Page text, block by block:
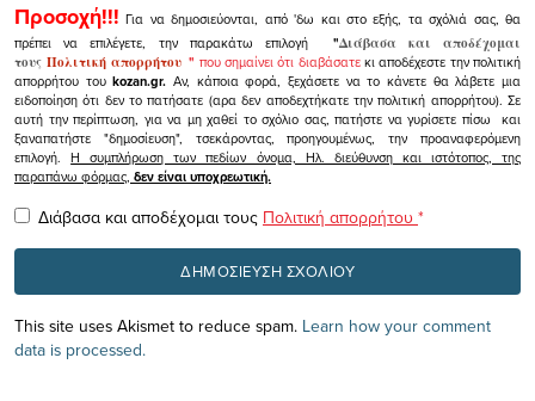
Προσοχή!!! Για να δημοσιεύονται, από 'δω και στο εξής, τα σχόλιά σας, θα
πρέπει να επιλέγετε, την παρακάτω επιλογή
"Διάβασα και αποδέχομαι
τουςΠολιτική απορρήτου" που σημαίνει ότι διαβάσατεκι αποδέχεστε την πολιτική
απορρήτου τουkozan.gr. Αν, κάποια φορά, ξεχάσετε να το κάνετε θα λάβετε μια
ειδοποίηση ότι δεν το πατήσατε (αρα δεν αποδεχτήκατε την πολιτική απορρήτου). Σε
αυτή την περίπτωση, για να μη χαθεί το σχόλιο σας, πατήστε να γυρίσετε πίσω και
ξαναπατήστε "δημοσίευση", τσεκάροντας, προηγουμένως, την προαναφερόμενη
επιλογή.Η συμπλήρωση των πεδίων όνομα, Ηλ. διεύθυνση και ιστότοπος, της
παραπάνω φόρμας, δεν είναι υποχρεωτική.
Διάβασα και αποδέχομαι τους Πολιτική απορρήτου *
This site uses Akismet to reduce spam. Learn how your comment
data is processed.